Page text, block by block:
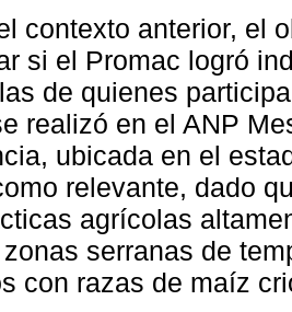
contexto anterior, el
si el Promac logró
de quienes
realizó en el ANP
ubicada en el
relevante, dado
agrícolas
serranas de
con razas de maíz